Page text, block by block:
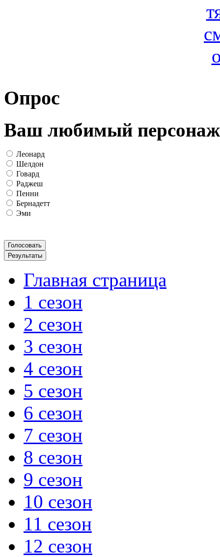
Опрос
Ваш любимый
Леонард
Шелдон
Говард
Раджеш
Пенни
Бернадетт
Эми
Главная страница
1 сезон
2 сезон
3 сезон
4 сезон
5 сезон
6 сезон
7 сезон
8 сезон
9 сезон
10 сезон
11 сезон
12 сезон